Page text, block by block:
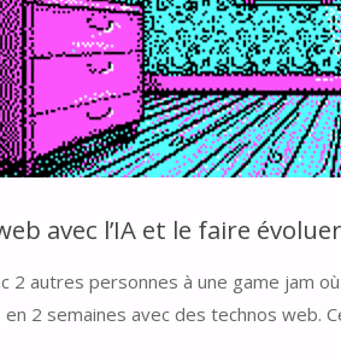
avec l’IA et le faire évoluer
2 autres personnes à une game jam
en 2 semaines avec des technos web.